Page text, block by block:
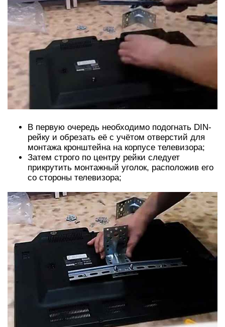
В первую очередь необходимо подогнать DIN-
рейку и обрезать её с учётом отверстий для
монтажа кронштейна на корпусе телевизора;
Затем строго по центру рейки следует
прикрутить монтажный уголок, расположив его
со стороны телевизора;